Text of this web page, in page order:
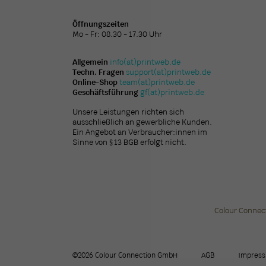
Öffnungszeiten
Mo - Fr: 08.30 - 17.30 Uhr
Allgemein info(at)printweb.de
Techn. Fragen support(at)printweb.de
Online-Shopteam(at)printweb.de
Geschäftsführung gf(at)printweb.de
Unsere Leistungen richten sich
ausschließlich an gewerbliche Kunden.
Ein Angebot an Verbraucher:innen im
Sinne von § 13 BGB erfolgt nicht.
Colour
©2026 Colour Connection GmbH AGB